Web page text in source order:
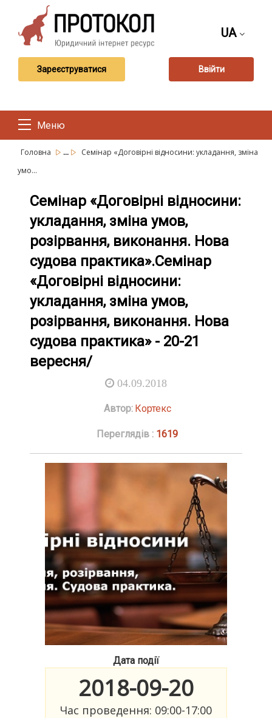
UA
Зареєструватися Ввійти
Меню
Головна ...
Cемінар «Договірні відносини: укладання, зміна
умо...
Cемінар «Договірні відносини:
укладання, зміна умов,
розірвання, виконання. Нова
судова практика».Cемінар
«Договірні відносини:
укладання, зміна умов,
розірвання, виконання. Нова
судова практика» - 20-21
вересня/
04.09.2018
Автор: Кортекс
Переглядів : 1619
Дата події
2018-09-20
Час проведення: 09:00-17:00